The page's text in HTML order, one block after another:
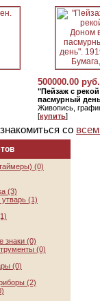
500000.00 руб.
"Пейзаж с
пасмурный
Живопись,
[купить]
со
(0)
(3)
(1)
знаки (0)
(0)
(0)
(2)